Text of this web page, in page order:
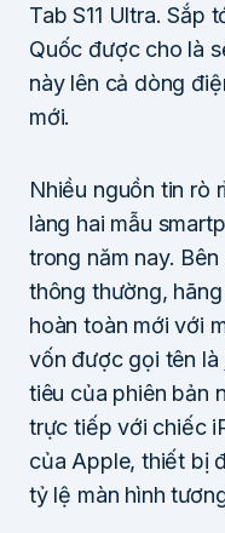
Tab S11 Ultra. Sắp
Quốc được cho là
này lên cả dòng
mới.
Nhiều nguồn tin rò
làng hai mẫu
trong năm nay.
thông thường,
hoàn toàn mới với
vốn được gọi tên là
tiêu của phiên bản
trực tiếp với chiếc
của Apple, thiết bị
tỷ lệ màn hình